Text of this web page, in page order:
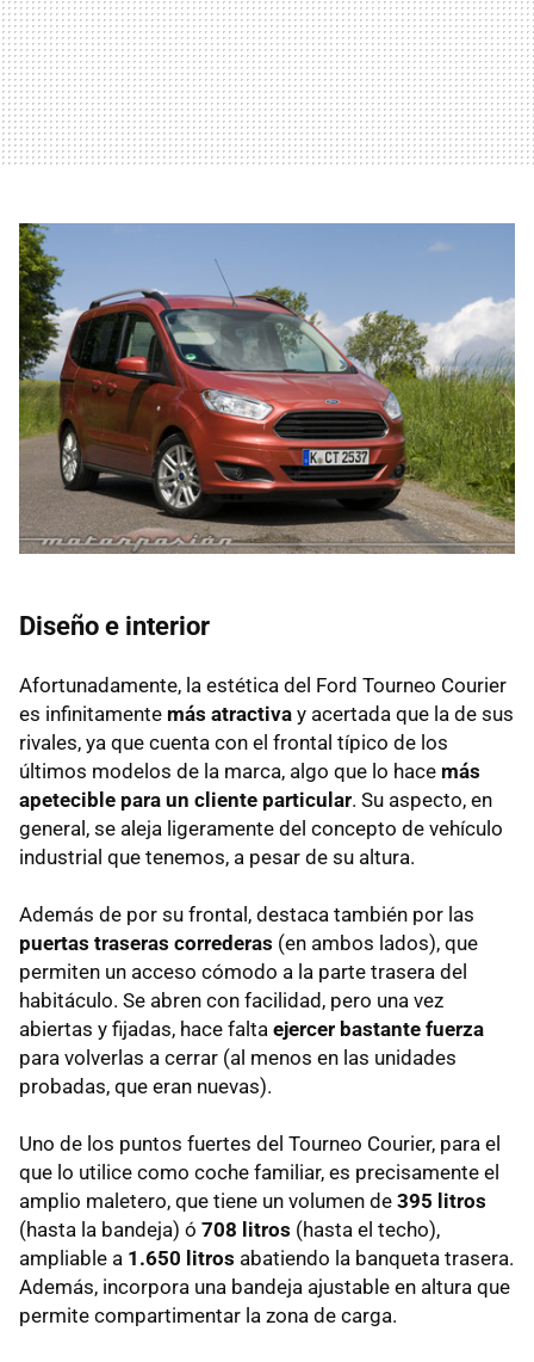
Diseño e interior
Afortunadamente, la estética del Ford Tourneo Courier
es infinitamente más atractiva y acertada que la de sus
rivales, ya que cuenta con el frontal típico de los
últimos modelos de la marca, algo que lo hace más
apetecible para un cliente particular. Su aspecto, en
general, se aleja ligeramente del concepto de vehículo
industrial que tenemos, a pesar de su altura.
Además de por su frontal, destaca también por las
puertas traseras correderas (en ambos lados), que
permiten un acceso cómodo a la parte trasera del
habitáculo. Se abren con facilidad, pero una vez
abiertas y fijadas, hace falta ejercer bastante fuerza
para volverlas a cerrar (al menos en las unidades
probadas, que eran nuevas).
Uno de los puntos fuertes del Tourneo Courier, para el
que lo utilice como coche familiar, es precisamente el
amplio maletero, que tiene un volumen de 395 litros
(hasta la bandeja) ó 708 litros (hasta el techo),
ampliable a 1.650 litros abatiendo la banqueta trasera.
Además, incorpora una bandeja ajustable en altura que
permite compartimentar la zona de carga.